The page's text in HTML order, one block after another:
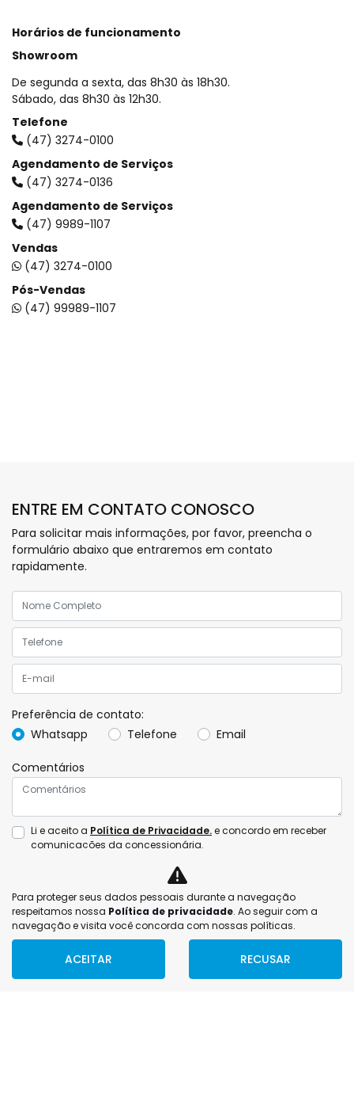
Horários de funcionamento
Showroom
De segunda a sexta, das 8h30 às 18h30.
Sábado, das 8h30 às 12h30.
Telefone
(47) 3274-0100
Agendamento de Serviços
(47) 3274-0136
Agendamento de Serviços
(47) 9989-1107
Vendas
(47) 3274-0100
Pós-Vendas
(47) 99989-1107
ENTRE EM CONTATO CONOSCO
Para solicitar mais informações, por favor, preencha o
formulário abaixo que entraremos em contato
rapidamente.
Preferência de contato:
Whatsapp
Telefone Email
Comentários
Li e aceito a Política de Privacidade.e concordo em receber
comunicações da concessionária.
ENTRAR EM CONTATO
Para proteger seus dados pessoais durante a navegação
respeitamos nossa Política de privacidade. Ao seguir com a
navegação e visita você concorda com nossas políticas.
ACEITAR RECUSAR